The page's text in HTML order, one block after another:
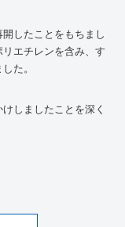
したことをもちまし
エチレンを含み、す
た。
しましたことを深く